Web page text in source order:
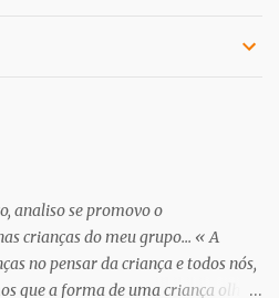
analiso se promovo o
crianças do meu grupo... « A
no pensar da criança e todos nós,
que a forma de uma criança olhar